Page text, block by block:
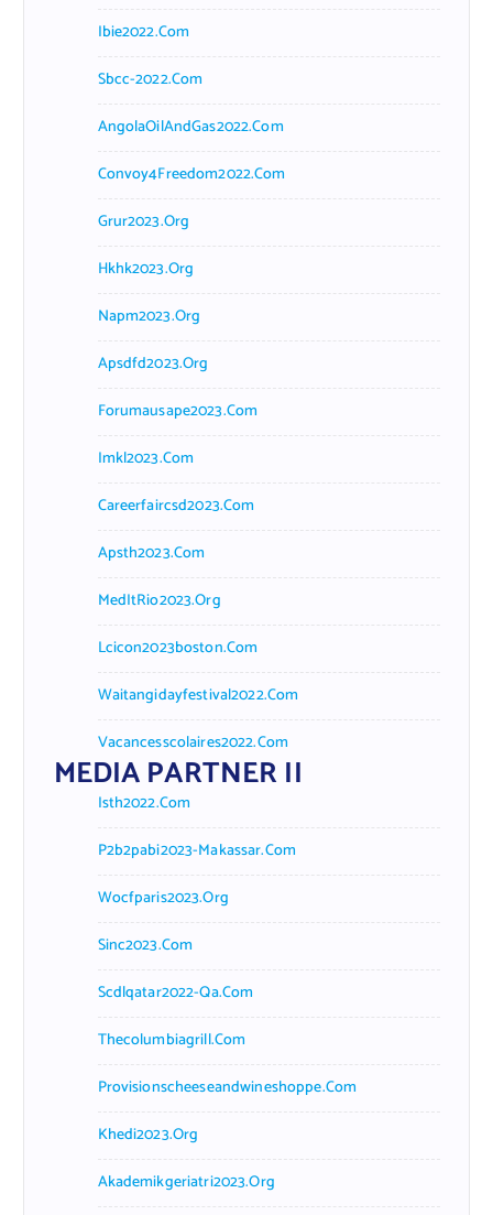
Ibie2022.com
Sbcc-2022.com
AngolaOilAndGas2022.com
Convoy4Freedom2022.com
Grur2023.org
Hkhk2023.org
Napm2023.org
Apsdfd2023.org
Forumausape2023.com
Imkl2023.com
Careerfaircsd2023.com
Apsth2023.com
MedItRio2023.org
Lcicon2023boston.com
Waitangidayfestival2022.com
Vacancesscolaires2022.com
MEDIA PARTNER II
Isth2022.com
P2b2pabi2023-Makassar.com
Wocfparis2023.org
Sinc2023.com
Scdlqatar2022-Qa.com
Thecolumbiagrill.com
Provisionscheeseandwineshoppe.com
Khedi2023.org
Akademikgeriatri2023.org